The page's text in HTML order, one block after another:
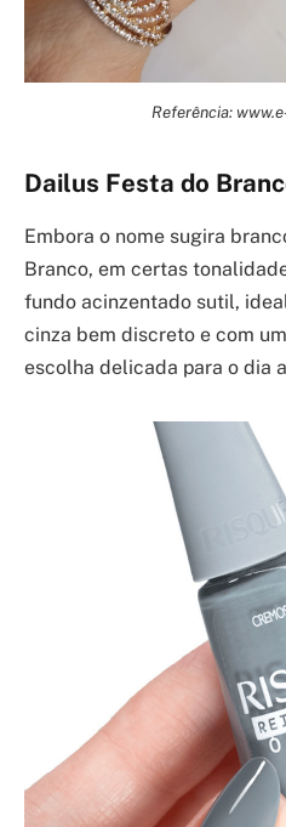
Referência:
Dailus Festa do
Embora o nome sugira
Branco, em certas
fundo acinzentado sutil,
cinza bem discreto e com
escolha delicada para o dia